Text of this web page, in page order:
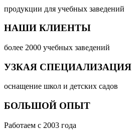
продукции для учебных заведений
НАШИ КЛИЕНТЫ
более 2000 учебных заведений
УЗКАЯ СПЕЦИАЛИЗАЦИЯ
оснащение школ и детских садов
БОЛЬШОЙ ОПЫТ
Работаем с 2003 года